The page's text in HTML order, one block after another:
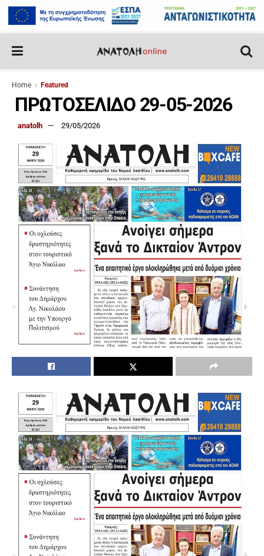
Home Featured
ΠΡΩΤΟΣΕΛΙΔΟ 29-05-2026
anatolh 29/05/2026